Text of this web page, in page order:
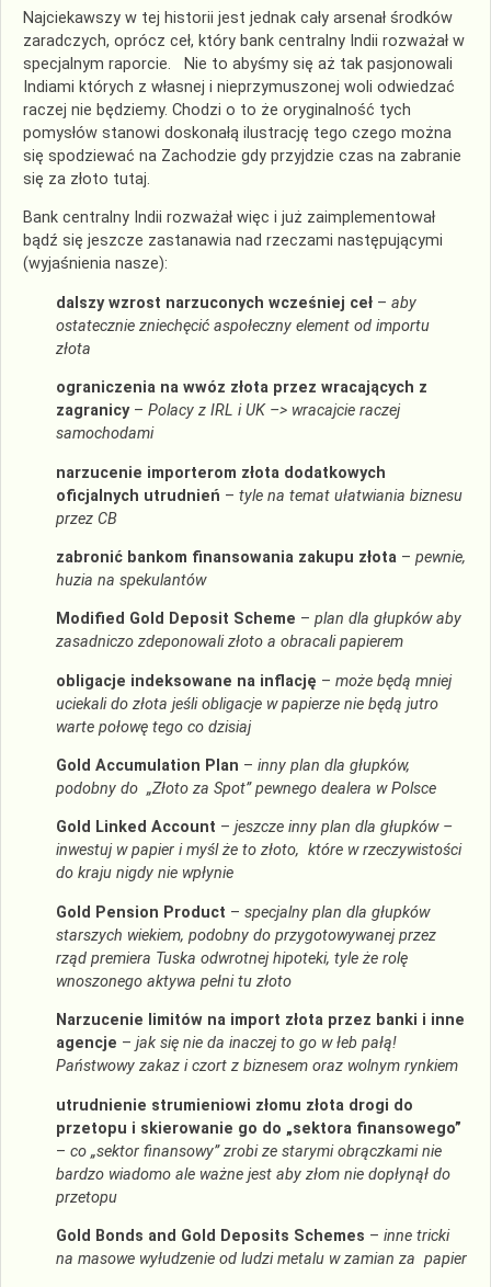
Najciekawszy w tej historii jest jednak cały arsenał środków
zaradczych, oprócz ceł, który bank centralny Indii rozważał w
specjalnym raporcie. Nie to abyśmy się aż tak pasjonowali
Indiami których z własnej i nieprzymuszonej woli odwiedzać
raczej nie będziemy. Chodzi o to że oryginalność tych
pomysłów stanowi doskonałą ilustrację tego czego można
się spodziewać na Zachodzie gdy przyjdzie czas na zabranie
się za złoto tutaj.
Bank centralny Indii rozważał więc i już zaimplementował
bądź się jeszcze zastanawia nad rzeczami następującymi
(wyjaśnienia nasze):
dalszywzrost narzuconych wcześniej ceł – aby
ostatecznie zniechęcić aspołeczny element od importu
złota
ograniczenia na wwóz złota przez wracających z
zagranicy – Polacy z IRL i UK –> wracajcie raczej
samochodami
narzucenie importerom złota dodatkowych
oficjalnych utrudnień – tyle na temat ułatwiania biznesu
przez CB
zabronić bankom finansowania zakupu złota – pewnie,
huzia na spekulantów
Modified Gold Deposit Scheme – plan dla głupków aby
zasadniczo zdeponowalizłoto a obracali papierem
obligacje indeksowane na inflację – może będą mniej
uciekali do złota jeśli obligacje w papierze nie będą jutro
warte połowę tego co dzisiaj
Gold Accumulation Plan – inny plan dla głupków,
podobny do „Złoto za Spot”pewnego dealera w Polsce
Gold Linked Account – jeszcze inny plan dla głupków –
inwestuj w papier i myśl że to złoto, które w rzeczywistości
do kraju nigdy nie wpłynie
Gold Pension Product – specjalny plan dla głupków
starszych wiekiem, podobny do przygotowywanej przez
rząd premiera Tuska odwrotnej hipoteki, tyle że rolę
wnoszonego aktywa pełni tu złoto
Narzucenie limitów na import złota przez banki i inne
agencje – jak się nie da inaczej to go w łeb pałą!
Państwowy zakaz i czort z biznesem oraz wolnym rynkiem
utrudnienie strumieniowi złomu złota drogi do
przetopu i skierowanie go do „sektora finansowego”
– co „sektor finansowy” zrobi ze starymi obrączkami nie
bardzo wiadomo ale ważne jest aby złom nie dopłynął do
przetopu
Gold Bonds and Gold Deposits Schemes – inne tricki
na masowe wyłudzenie od ludzi metalu w zamian za papier